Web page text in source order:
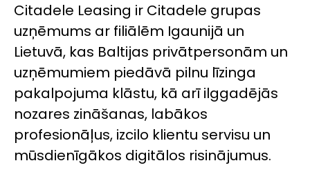
Citadele Leasing ir Citadele grupas
uzņēmums ar filiālēm Igaunijā un
Lietuvā, kas Baltijas privātpersonām un
uzņēmumiem piedāvā pilnu līzinga
pakalpojuma klāstu, kā arī ilggadējās
nozares zināšanas, labākos
profesionāļus, izcilo klientu servisu un
mūsdienīgākos digitālos risinājumus.